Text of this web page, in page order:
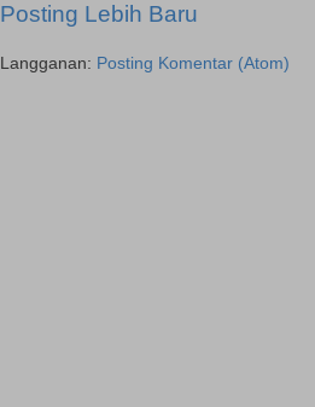
Posting Lebih Baru
Langganan: Posting Komentar (Atom)